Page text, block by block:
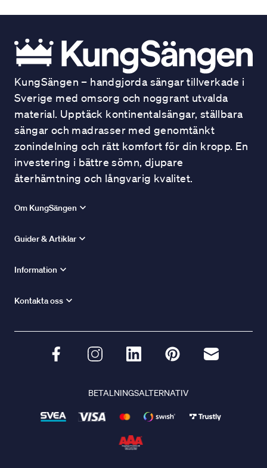
KungSängen – handgjorda sängar tillverkade i
Sverige med omsorg och noggrant utvalda
material. Upptäck kontinentalsängar, ställbara
sängar och madrasser med genomtänkt
zonindelning och rätt komfort för din kropp. En
investering i bättre sömn, djupare
återhämtning och långvarig kvalitet.
Om KungSängen
Guider & Artiklar
Information
Kontakta oss
BETALNINGSALTERNATIV